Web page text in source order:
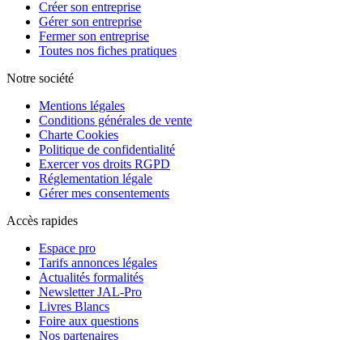
Créer son entreprise
Gérer son entreprise
Fermer son entreprise
Toutes nos fiches pratiques
Notre société
Mentions légales
Conditions générales de vente
Charte Cookies
Politique de confidentialité
Exercer vos droits RGPD
Réglementation légale
Gérer mes consentements
Accès rapides
Espace pro
Tarifs annonces légales
Actualités formalités
Newsletter JAL-Pro
Livres Blancs
Foire aux questions
Nos partenaires